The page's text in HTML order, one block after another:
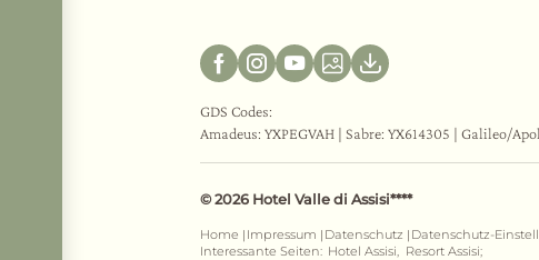
GDS Codes:
Amadeus: YXPEGVAH | Sabre: YX614305 | Galileo/
© 2026 Hotel Valle di Assisi****
Home | Impressum | Datenschutz | Datenschutz-
Interessante Seiten: Hotel Assisi, Resort Assisi;